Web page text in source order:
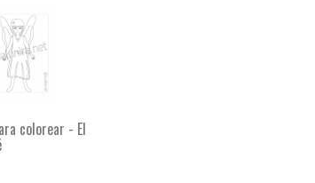
colorear - El